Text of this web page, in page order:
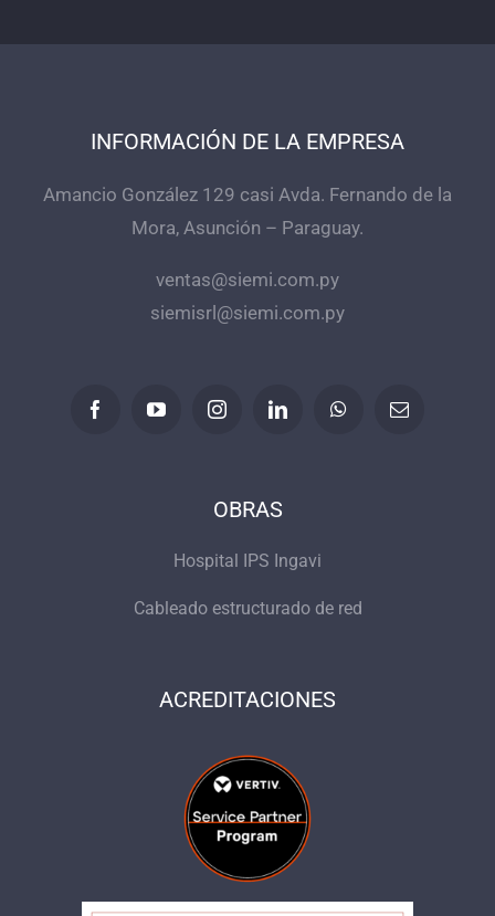
INFORMACIÓN DE LA EMPRESA
Amancio González 129 casi Avda. Fernando de la
Mora, Asunción – Paraguay.
ventas@siemi.com.py
siemisrl@siemi.com.py
OBRAS
Hospital IPS Ingavi
Cableado estructurado de red
ACREDITACIONES